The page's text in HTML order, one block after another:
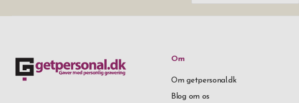
Om
Om getpersonal.dk
Blog om os